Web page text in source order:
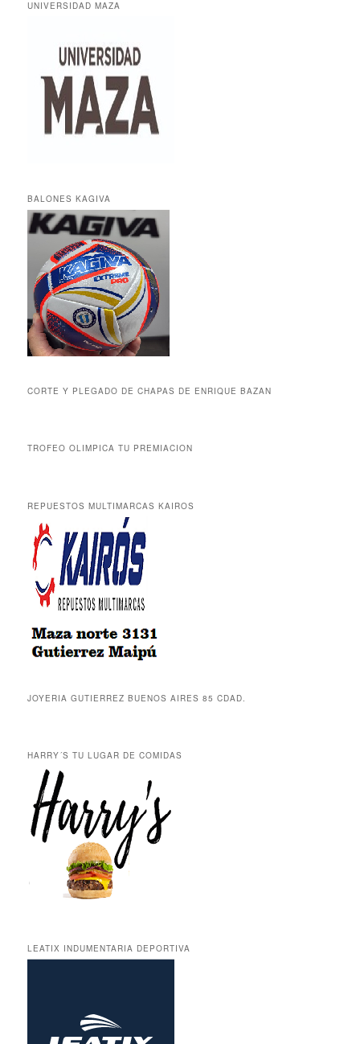
UNIVERSIDAD MAZA
BALONES KAGIVA
CORTE Y PLEGADO DE CHAPAS DE ENRIQUE BAZAN
TROFEO OLIMPICA TU PREMIACION
REPUESTOS MULTIMARCAS KAIROS
JOYERIA GUTIERREZ BUENOS AIRES 85 CDAD.
HARRY´S TU LUGAR DE COMIDAS
LEATIX INDUMENTARIA DEPORTIVA